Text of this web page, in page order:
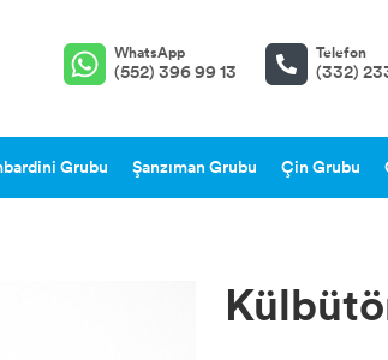
WhatsApp
(552) 396 99 13
Telefon
(332)
Grubu Şanzıman Grubu Çin Grubu